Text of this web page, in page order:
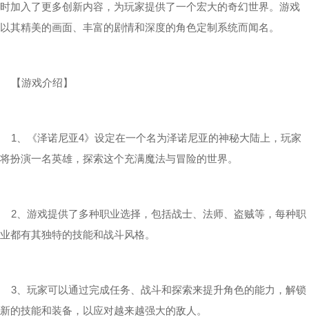
时加入了更多创新内容，为玩家提供了一个宏大的奇幻世界。游戏
以其精美的画面、丰富的剧情和深度的角色定制系统而闻名。
【游戏介绍】
1、《泽诺尼亚4》设定在一个名为泽诺尼亚的神秘大陆上，玩家
将扮演一名英雄，探索这个充满魔法与冒险的世界。
2、游戏提供了多种职业选择，包括战士、法师、盗贼等，每种职
业都有其独特的技能和战斗风格。
3、玩家可以通过完成任务、战斗和探索来提升角色的能力，解锁
新的技能和装备，以应对越来越强大的敌人。